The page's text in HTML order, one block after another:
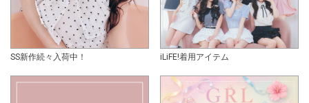
SS新作続々入荷中！ iLiFE!着用アイテム